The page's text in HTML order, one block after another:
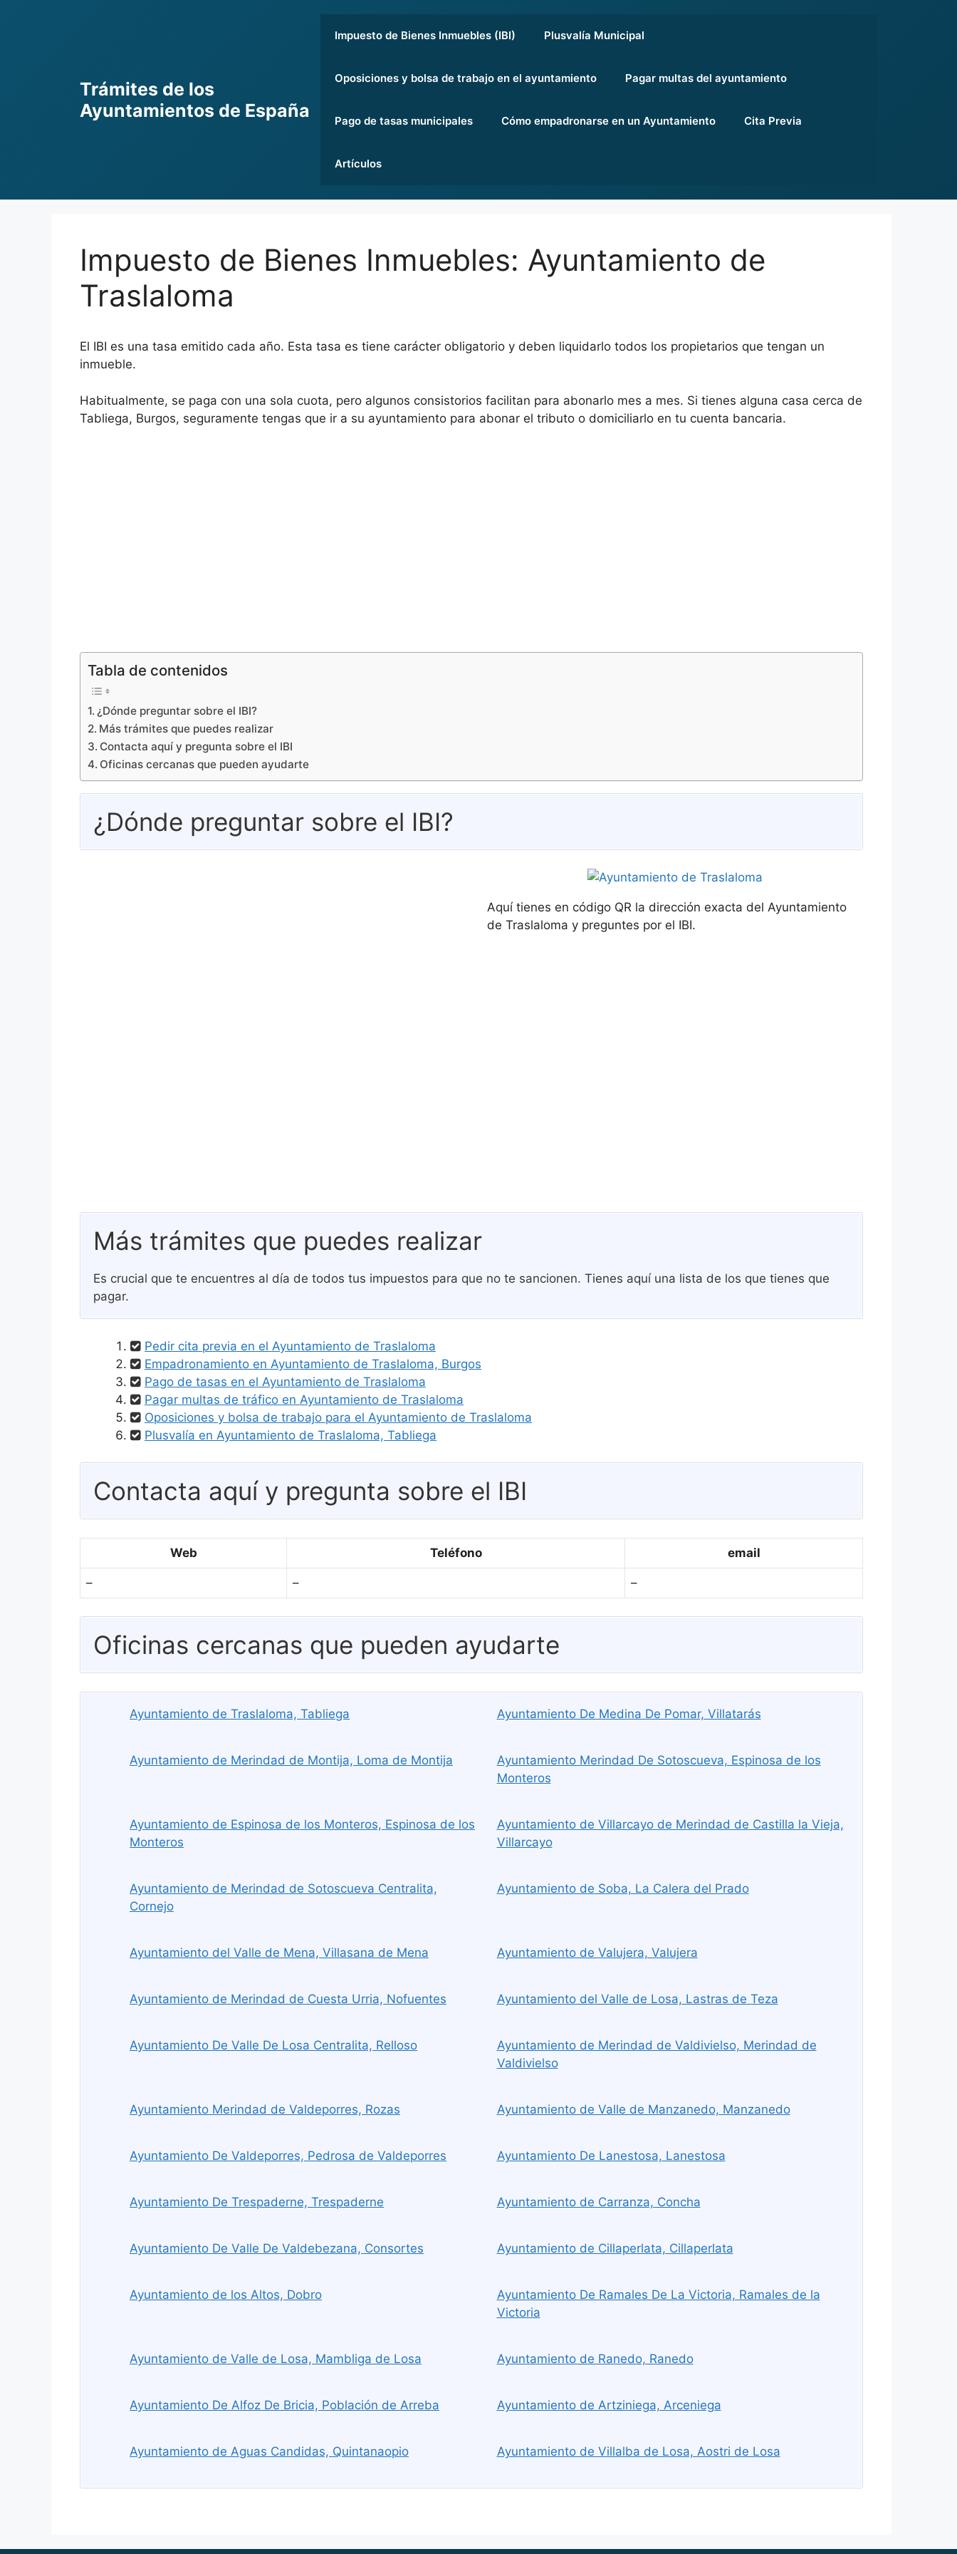
Trámites de los
Ayuntamientos de España
Impuesto de Bienes Inmuebles (IBI) Plusvalía Municipal
Oposiciones y bolsa de trabajo en el ayuntamiento Pagar multas del ayuntamiento
Pago de tasas municipales Cómo empadronarse en un Ayuntamiento Cita Previa
Artículos
Impuesto de Bienes Inmuebles: Ayuntamiento de
Traslaloma
El IBI es una tasa emitido cada año. Esta tasa es tiene carácter obligatorio y deben liquidarlo todos los propietarios que tengan un
inmueble.
Habitualmente, se paga con una sola cuota, pero algunos consistorios facilitan para abonarlo mes a mes. Si tienes alguna casa cerca de
Tabliega, Burgos, seguramente tengas que ir a su ayuntamiento para abonar el tributo o domiciliarlo en tu cuenta bancaria.
Tabla de contenidos
¿Dónde preguntar sobre el IBI?
Más trámites que puedes realizar
Contacta aquí y pregunta sobre el IBI
Oficinas cercanas que pueden ayudarte
¿Dónde preguntar sobre el IBI?
Aquí tienes en código QR la dirección exacta del Ayuntamiento
de Traslaloma y preguntes por el IBI.
Más trámites que puedes realizar
Es crucial que te encuentres al día de todos tus impuestos para que no te sancionen. Tienes aquí una lista de los que tienes que
pagar.
Pedir cita previa en el Ayuntamiento de Traslaloma
Empadronamiento en Ayuntamiento de Traslaloma, Burgos
Pago de tasas en el Ayuntamiento de Traslaloma
Pagar multas de tráfico en Ayuntamiento de Traslaloma
Oposiciones y bolsa de trabajo para el Ayuntamiento de Traslaloma
Plusvalía en Ayuntamiento de Traslaloma, Tabliega
Contacta aquí y pregunta sobre el IBI
Web Teléfono email
– – –
Oficinas cercanas que pueden ayudarte
Ayuntamiento de Traslaloma, Tabliega Ayuntamiento De Medina De Pomar, Villatarás
Ayuntamiento de Merindad de Montija, Loma de Montija
Ayuntamiento Merindad De Sotoscueva, Espinosa de los
Monteros
Ayuntamiento de Espinosa de los Monteros, Espinosa de los
Monteros
Ayuntamiento de Villarcayo de Merindad de Castilla la Vieja,
Villarcayo
Ayuntamiento de Merindad de Sotoscueva Centralita,
Cornejo
Ayuntamiento de Soba, La Calera del Prado
Ayuntamiento del Valle de Mena, Villasana de Mena Ayuntamiento de Valujera, Valujera
Ayuntamiento de Merindad de Cuesta Urria, Nofuentes Ayuntamiento del Valle de Losa, Lastras de Teza
Ayuntamiento De Valle De Losa Centralita, Relloso
Ayuntamiento de Merindad de Valdivielso, Merindad de
Valdivielso
Ayuntamiento Merindad de Valdeporres, Rozas Ayuntamiento de Valle de Manzanedo, Manzanedo
Ayuntamiento De Valdeporres, Pedrosa de Valdeporres Ayuntamiento De Lanestosa, Lanestosa
Ayuntamiento De Trespaderne, Trespaderne Ayuntamiento de Carranza, Concha
Ayuntamiento De Valle De Valdebezana, Consortes Ayuntamiento de Cillaperlata, Cillaperlata
Ayuntamiento de los Altos, Dobro
Ayuntamiento De Ramales De La Victoria, Ramales de la
Victoria
Ayuntamiento de Valle de Losa, Mambliga de Losa Ayuntamiento de Ranedo, Ranedo
Ayuntamiento De Alfoz De Bricia, Población de Arreba Ayuntamiento de Artziniega, Arceniega
Ayuntamiento de Aguas Candidas, Quintanaopio Ayuntamiento de Villalba de Losa, Aostri de Losa